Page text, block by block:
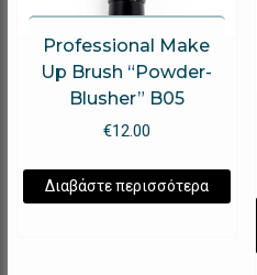
Professional Make
Up Brush “Powder-
Blusher” B05
€12.00
Διαβάστε περισσότερα